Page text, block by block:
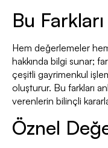
Bu
Hem değerlemeler
hakkında bilgi sunar;
çeşitli gayrimenkul
oluşturur. Bu farkları
verenlerin bilinçli
Öznel